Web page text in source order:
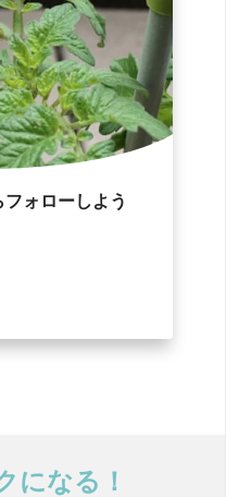
ォローしよう
になる！